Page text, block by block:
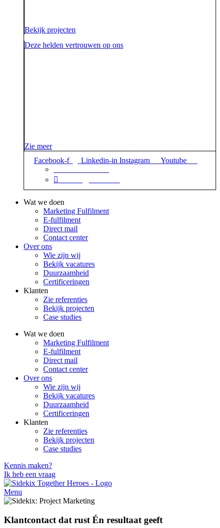
Bekijk projecten
Deze helden vertrouwen op ons
Zie meer
Facebook-f
Linkedin-in Instagram
Youtube
Wat we doen
Marketing Fulfilment
E-fulfilment
Direct mail
Contact center
Over ons
Wie zijn wij
Bekijk vacatures
Duurzaamheid
Certificeringen
Klanten
Zie referenties
Bekijk projecten
Case studies
Wat we doen
Marketing Fulfilment
E-fulfilment
Direct mail
Contact center
Over ons
Wie zijn wij
Bekijk vacatures
Duurzaamheid
Certificeringen
Klanten
Zie referenties
Bekijk projecten
Case studies
Kennis maken?
Ik heb een vraag
Menu
Klantcontact dat rust Én resultaat geeft